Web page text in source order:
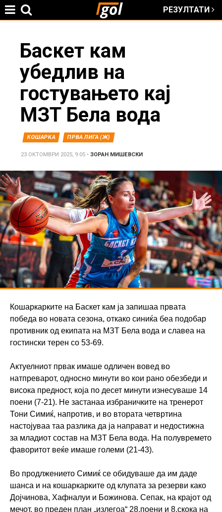
РЕЗУЛТАТИ
here
Баскет кам
убедлив на
гостувањето кај
МЗТ Бела вода
КОШАРКА ПРВА ЛИГА (Ж)
23 ОКТОМВРИ 2025, 9:05 •ЗОРАН МИШЕВСКИ
Кошаркарките на Баскет кам ја запишаа првата
победа во новата сезона, откако синиќа беа подобар
противник од екипата на МЗТ Бела вода и славеа на
гостински терен со 53-69.
Актуелниот првак имаше одличен вовед во
натпреварот, односно минути во кои рано обезбеди и
висока предност, која по десет минути изнесуваше 14
поени (7-21). Не застанаа избраничките на тренерот
Тони Симиќ, напротив, и во втората четвртина
настојуваа таа разлика да ја направат и недостижна
за младиот состав на МЗТ Бела вода. На полувремето
фаворитот веќе имаше големи (21-43).
Во продлжението Симиќ се обидуваше да им даде
шанса и на кошаркарките од клупата за резерви како
Дојчинова, Хафналуи и Божинова. Сепак, на крајот од
мечот, во преден план „излегоа“ 28.поени и 8.скока на